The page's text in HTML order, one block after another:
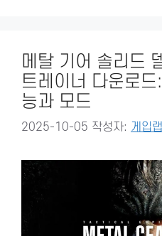
메탈 기어 솔리드
트레이너 다운로
능과 모드
2025-10-05 작성자: 게입랩